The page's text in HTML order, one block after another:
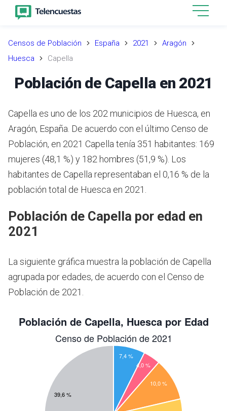
Censos de Población España 2021
Aragón
Huesca
Capella
Población de Capella en 2021
Capella es uno de los 202 municipios de Huesca, en
Aragón, España. De acuerdo con el último Censo de
Población, en 2021 Capella tenía 351 habitantes: 169
mujeres (48,1 %) y 182 hombres (51,9 %). Los
habitantes de Capella representaban el 0,16 % de la
población total de Huesca en 2021.
Población de Capella por edad en
2021
La siguiente gráfica muestra la población de Capella
agrupada por edades, de acuerdo con el Censo de
Población de 2021.